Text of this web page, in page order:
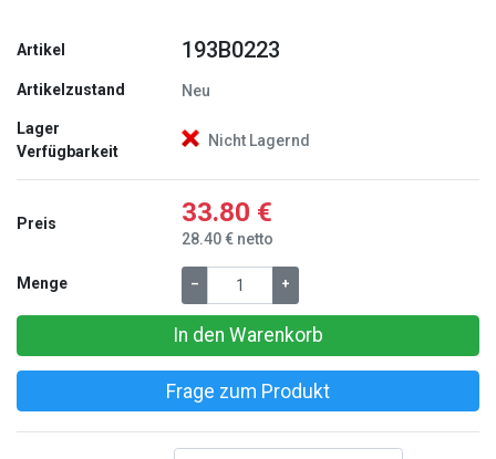
Artikel 193B0223
Artikelzustand Neu
Lager
Verfügbarkeit
Nicht Lagernd
Preis 33.80 €
28.40 € netto
Menge – +
In den Warenkorb
Frage zum Produkt